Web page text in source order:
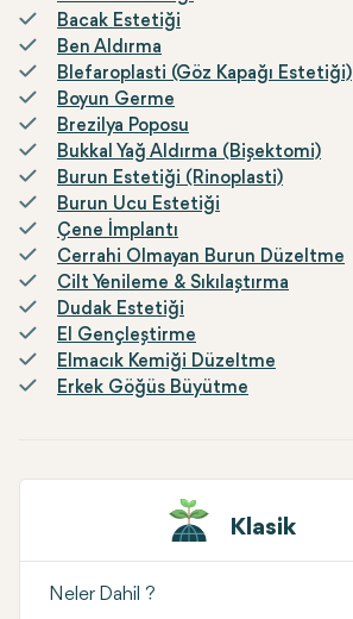
Bacak Estetiği
Ben Aldırma
Blefaroplasti (Göz Kapağı Estetiği)
Boyun Germe
Brezilya Poposu
Bukkal Yağ Aldırma (Bişektomi)
Burun Estetiği (Rinoplasti)
Burun Ucu Estetiği
Çene İmplantı
Cerrahi Olmayan Burun Düzeltme
Cilt Yenileme & Sıkılaştırma
Dudak Estetiği
El Gençleştirme
Elmacık Kemiği Düzeltme
Erkek Göğüs Büyütme
Klasik
Neler Dahil ?